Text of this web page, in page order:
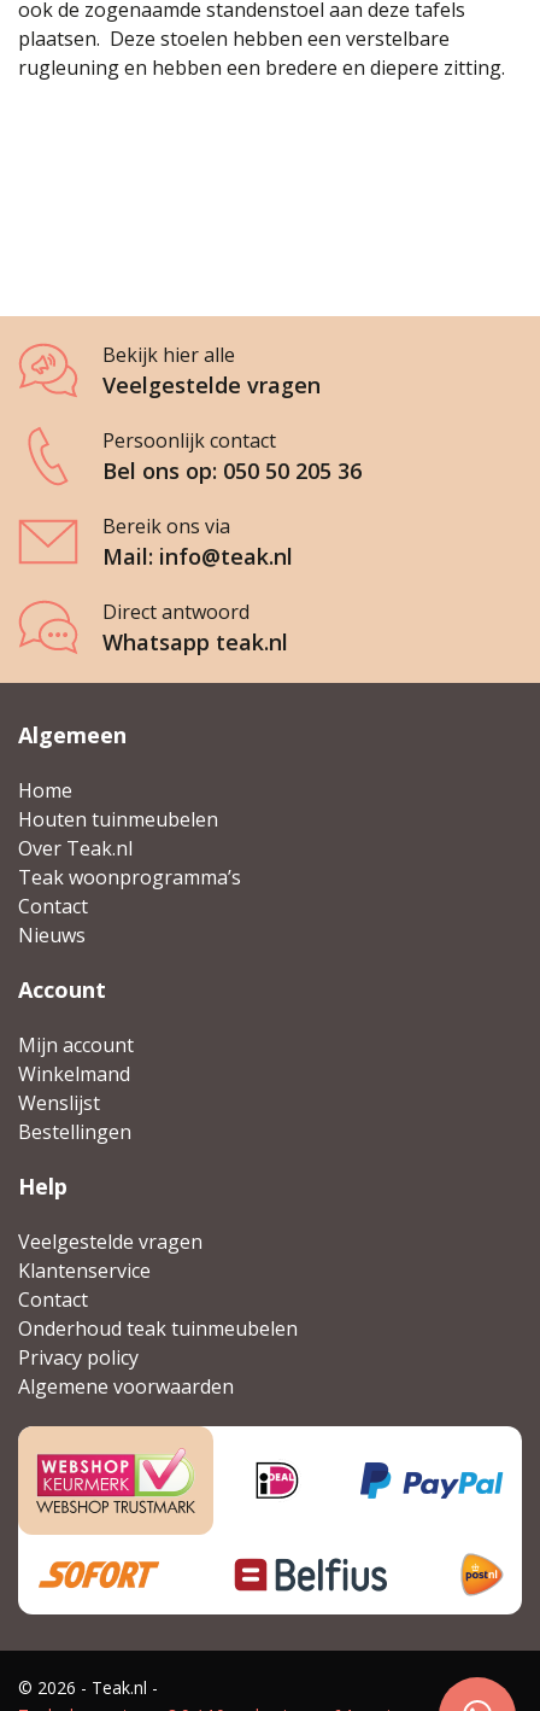
ook de zogenaamde standenstoel aan deze tafels
plaatsen. Deze stoelen hebben een verstelbare
rugleuning en hebben een bredere en diepere zitting.
Bekijk hier alle
Veelgestelde vragen
Persoonlijk contact
Bel ons op: 050 50 205 36
Bereik ons via
Mail: info@teak.nl
Direct antwoord
Whatsapp teak.nl
Algemeen
Home
Houten tuinmeubelen
Over Teak.nl
Teak woonprogramma’s
Contact
Nieuws
Account
Mijn account
Winkelmand
Wenslijst
Bestellingen
Help
Veelgestelde vragen
Klantenservice
Contact
Onderhoud teak tuinmeubelen
Privacy policy
Algemene voorwaarden
© 2026 - Teak.nl -